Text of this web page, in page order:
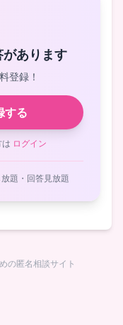
あります
登録！
する
ログイン
題・回答見放題
の匿名相談サイト